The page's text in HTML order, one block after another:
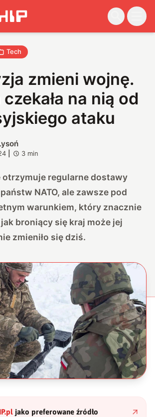
Tech
zmieni wojnę.
na nią od
ataku
3 min
otrzymuje regularne dostawy
NATO, ale zawsze pod
warunkiem, który znacznie
broniący się kraj może jej
zmieniło się dziś.
jako preferowane źródło